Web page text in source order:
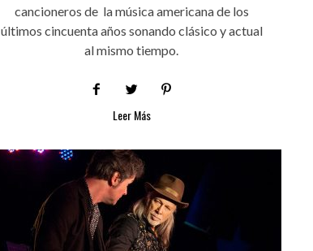
cancioneros de la música americana de los
últimos cincuenta años sonando clásico y actual
al mismo tiempo.
Leer Más